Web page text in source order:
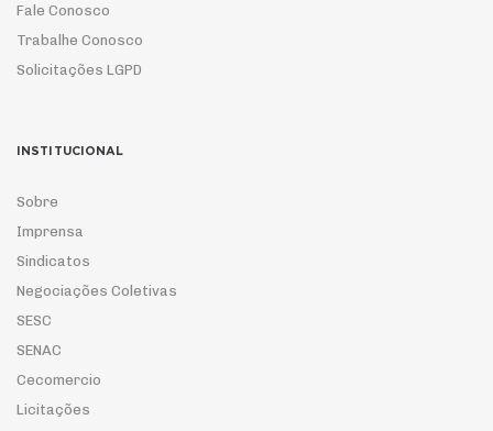
Fale Conosco
Trabalhe Conosco
Solicitações LGPD
INSTITUCIONAL
Sobre
Imprensa
Sindicatos
Negociações Coletivas
SESC
SENAC
Cecomercio
Licitações